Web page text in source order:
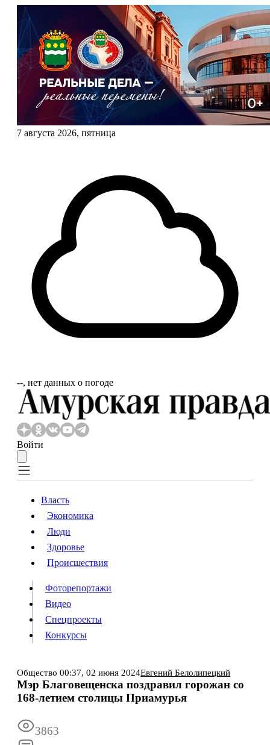
7 августа 2026, пятница
‐‐, нет данных о погоде
Войти
Власть
Происшествия
Видео
Конкурсы
Реклама Все новости
Власть
Экономика
Люди
Здоровье
Происшествия
Фоторепортажи
Видео
Спецпроекты
Конкурсы
Общество 00:37, 02 июня 2024Евгений Белолипецкий
Мэр Благовещенска поздравил горожан со
168-летием столицы Приамурья
3863